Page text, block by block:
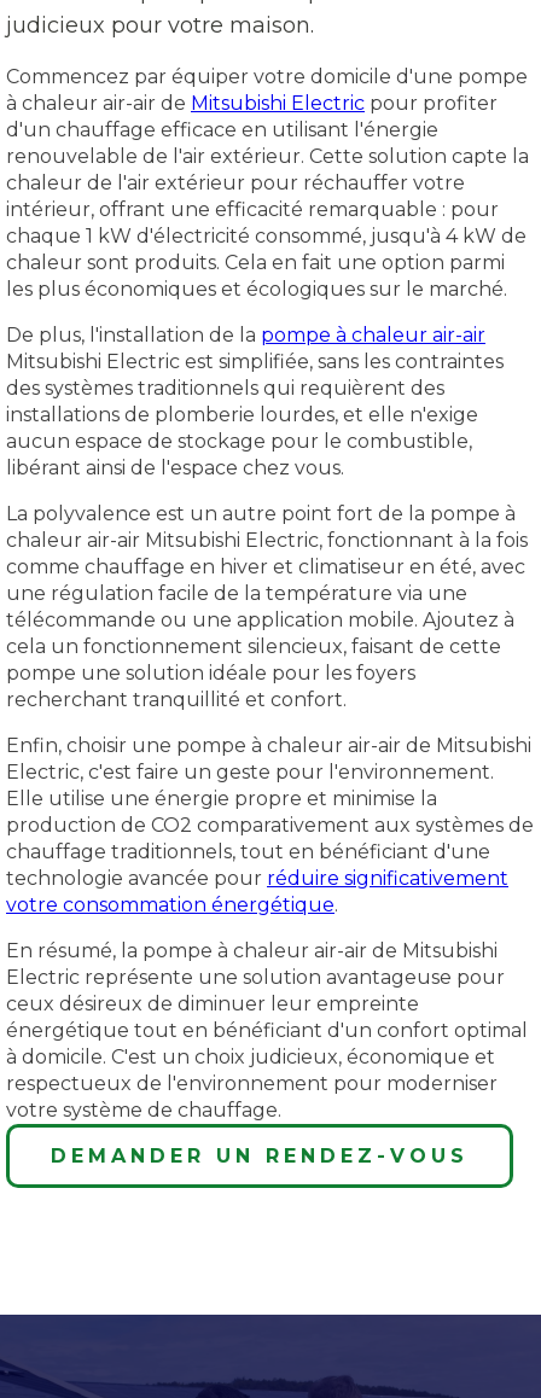
judicieux pour votre maison.
Commencez par équiper votre domicile d'une pompe
à chaleur air-air de Mitsubishi Electric pour profiter
d'un chauffage efficace en utilisant l'énergie
renouvelable de l'air extérieur. Cette solution capte la
chaleur de l'air extérieur pour réchauffer votre
intérieur, offrant une efficacité remarquable : pour
chaque 1 kW d'électricité consommé, jusqu'à 4 kW de
chaleur sont produits. Cela en fait une option parmi
les plus économiques et écologiques sur le marché.
De plus, l'installation de la pompe à chaleur air-air
Mitsubishi Electric est simplifiée, sans les contraintes
des systèmes traditionnels qui requièrent des
installations de plomberie lourdes, et elle n'exige
aucun espace de stockage pour le combustible,
libérant ainsi de l'espace chez vous.
La polyvalence est un autre point fort de la pompe à
chaleur air-air Mitsubishi Electric, fonctionnant à la fois
comme chauffage en hiver et climatiseur en été, avec
une régulation facile de la température via une
télécommande ou une application mobile. Ajoutez à
cela un fonctionnement silencieux, faisant de cette
pompe une solution idéale pour les foyers
recherchant tranquillité et confort.
Enfin, choisir une pompe à chaleur air-air de Mitsubishi
Electric, c'est faire un geste pour l'environnement.
Elle utilise une énergie propre et minimise la
production de CO2 comparativement aux systèmes de
chauffage traditionnels, tout en bénéficiant d'une
technologie avancée pour réduire significativement
votre consommation énergétique.
En résumé, la pompe à chaleur air-air de Mitsubishi
Electric représente une solution avantageuse pour
ceux désireux de diminuer leur empreinte
énergétique tout en bénéficiant d'un confort optimal
à domicile. C'est un choix judicieux, économique et
respectueux de l'environnement pour moderniser
votre système de chauffage.
DEMANDER UN RENDEZ-VOUS